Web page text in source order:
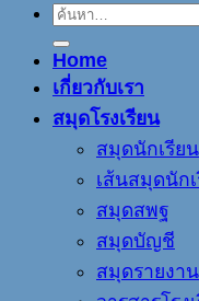
ค้นหา:
Home
เกี่ยวกับเรา
สมุดโรงเรียน
สมุดนักเรียน
เส้นสมุดนัก
สมุดสพฐ
สมุดบัญชี
สมุดรายงาน